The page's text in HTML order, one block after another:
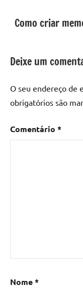
Como criar
Deixe um
O seu endereço de
obrigatórios são
Comentário *
Nome*